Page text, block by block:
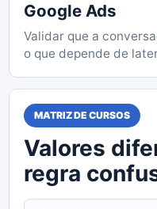
Google Ads
Validar que a
o que depende de
MATRIZ DE CURSOS
Valores
regra